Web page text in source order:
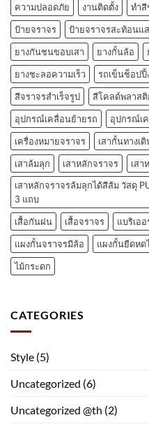
ความปลอดภัย
งานติดตั้ง ทำ
ป้ายจราจร
ป้ายจราจรสะท้อนแ
ยางกันชนขอบเสา
ยางกั้นล้อ
ยางชะลอความเร็ว
รถเข็นช็อปปิ้
สีจราจรสำเร็จรูป
สีโคลด์พลาสติ
อุปกรณ์เคลื่อนย้ายรถ
อุปกรณ์เ
เครื่องหมายจราจร
เสากั้นทางเ
เสาล้มลุก
เสาหลักจราจร
เสา
เสาหลักจราจรล้มลุกได้สีส้ม วัสดุ
3 แถบ
เสื้อกันฝน
เสื้อจราจร แบริเออ
แผงกั้นจราจรมีล้อ
แผงกั้นยืดหด
ไม้กระดก
CATEGORIES
Style (5)
Uncategorized (6)
Uncategorized @th (2)